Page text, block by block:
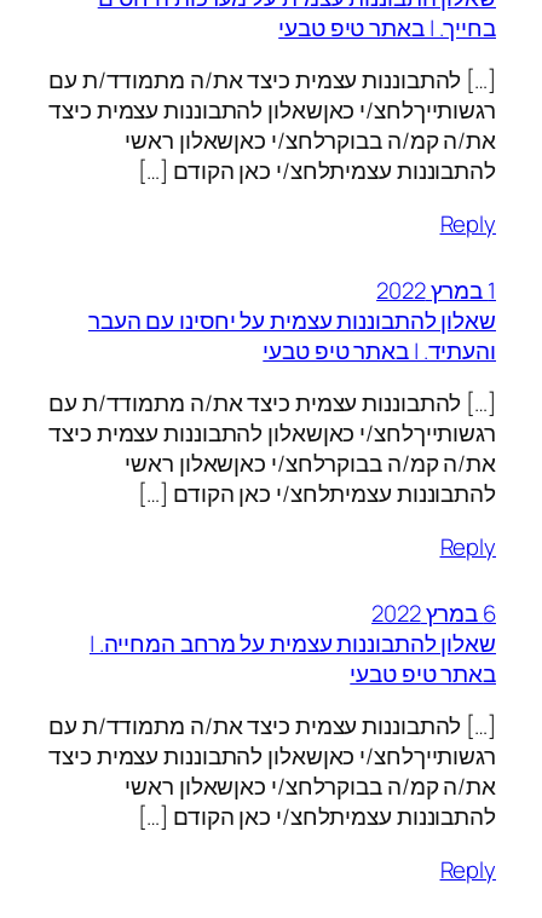
בחייך. | באתר טיפ טבעי
[…] להתבוננות עצמית כיצד את/ה מתמודד/ת עם
רגשותייךלחצ/י כאןשאלון להתבוננות עצמית כיצד
את/ה קמ/ה בבוקרלחצ/י כאןשאלון ראשי
להתבוננות עצמיתלחצ/י כאן הקודם […]
Reply
1 במרץ 2022
שאלון להתבוננות עצמית על יחסינו עם העבר
והעתיד. | באתר טיפ טבעי
[…] להתבוננות עצמית כיצד את/ה מתמודד/ת עם
רגשותייךלחצ/י כאןשאלון להתבוננות עצמית כיצד
את/ה קמ/ה בבוקרלחצ/י כאןשאלון ראשי
להתבוננות עצמיתלחצ/י כאן הקודם […]
Reply
6 במרץ 2022
שאלון להתבוננות עצמית על מרחב המחייה. |
באתר טיפ טבעי
[…] להתבוננות עצמית כיצד את/ה מתמודד/ת עם
רגשותייךלחצ/י כאןשאלון להתבוננות עצמית כיצד
את/ה קמ/ה בבוקרלחצ/י כאןשאלון ראשי
להתבוננות עצמיתלחצ/י כאן הקודם […]
Reply